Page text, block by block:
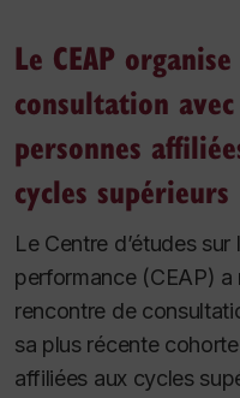
Le CEAP
consultation
personnes
cycles supérieurs
Le Centre d’études sur
performance (CEAP)
rencontre de
sa plus récente
affiliées aux cycles